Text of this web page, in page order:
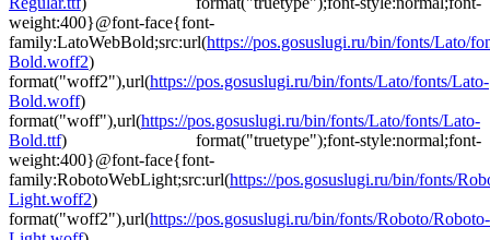
weight:400}@font-face{font-
family:LatoWebBold;src:url(https://pos.gosuslugi.ru/bin/fonts/Lato/
Bold.woff2)
format("woff2"),url(https://pos.gosuslugi.ru/bin/fonts/Lato/fonts/Lato-
Bold.woff)
format("woff"),url(https://pos.gosuslugi.ru/bin/fonts/Lato/fonts/Lato-
Bold.ttf) format("truetype");font-style:normal;font-
weight:400}@font-face{font-
family:RobotoWebLight;src:url(https://pos.gosuslugi.ru/bin/fonts/
Light.woff2)
format("woff2"),url(https://pos.gosuslugi.ru/bin/fonts/Roboto/Roboto-